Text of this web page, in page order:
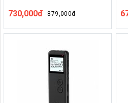
730,000đ 879,000đ